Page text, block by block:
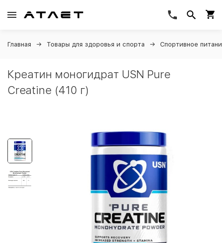
Главная Товары для здоровья и спорта Спортивное
Креатин моногидрат USN Pure
Creatine (410 г)